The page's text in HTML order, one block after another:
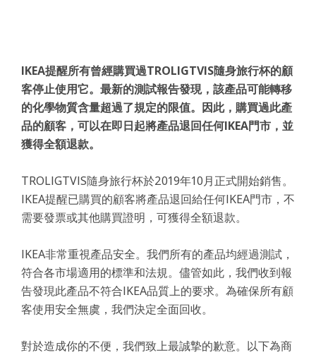
IKEA提醒所有曾經購買過TROLIGTVIS隨身旅行杯的顧
客停止使用它。最新的測試報告發現，該產品可能轉移
的化學物質含量超過了規定的限值。因此，購買過此產
品的顧客，可以在即日起將產品退回任何IKEA門市，並
獲得全額退款。
TROLIGTVIS隨身旅行杯於2019年10月正式開始銷售。
IKEA提醒已購買的顧客將產品退回給任何IKEA門市，不
需要發票或其他購買證明，可獲得全額退款。
IKEA非常重視產品安全。我們所有的產品均經過測試，
符合各市場適用的標準和法規。儘管如此，我們收到報
告發現此產品不符合IKEA品質上的要求。為確保所有顧
客使用安全無虞，我們決定全面回收。
對於造成你的不便，我們致上最誠摯的歉意。以下為商